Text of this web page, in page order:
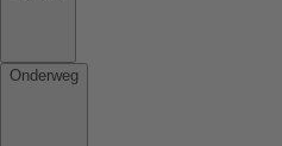
Onderweg